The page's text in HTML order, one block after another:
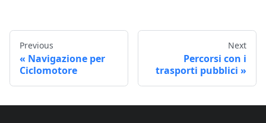
Previous
Navigazione per
Ciclomotore
Next
Percorsi con i
trasporti pubblici